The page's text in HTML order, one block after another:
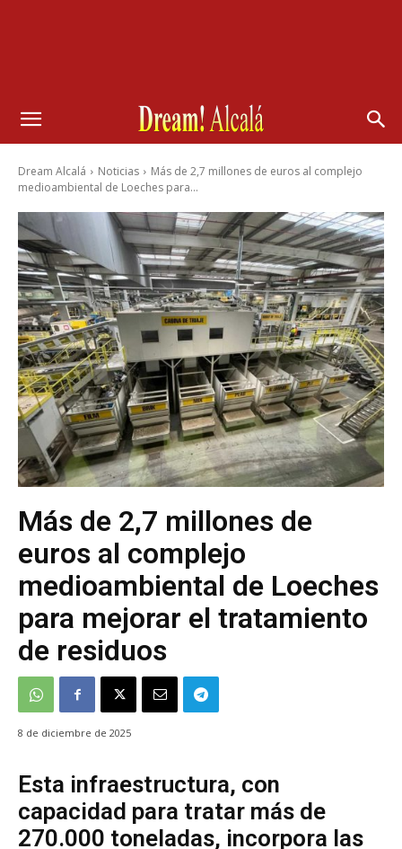
Dream Alcalá Noticias
Más de 2,7 millones de euros al complejo
medioambiental de Loeches para...
Más de 2,7 millones de
euros al complejo
medioambiental de Loeches
para mejorar el tratamiento
de residuos
8 de diciembre de 2025
Esta infraestructura, con
capacidad para tratar más de
270.000 toneladas, incorpora las